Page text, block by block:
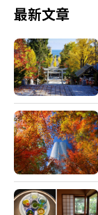
最新文章